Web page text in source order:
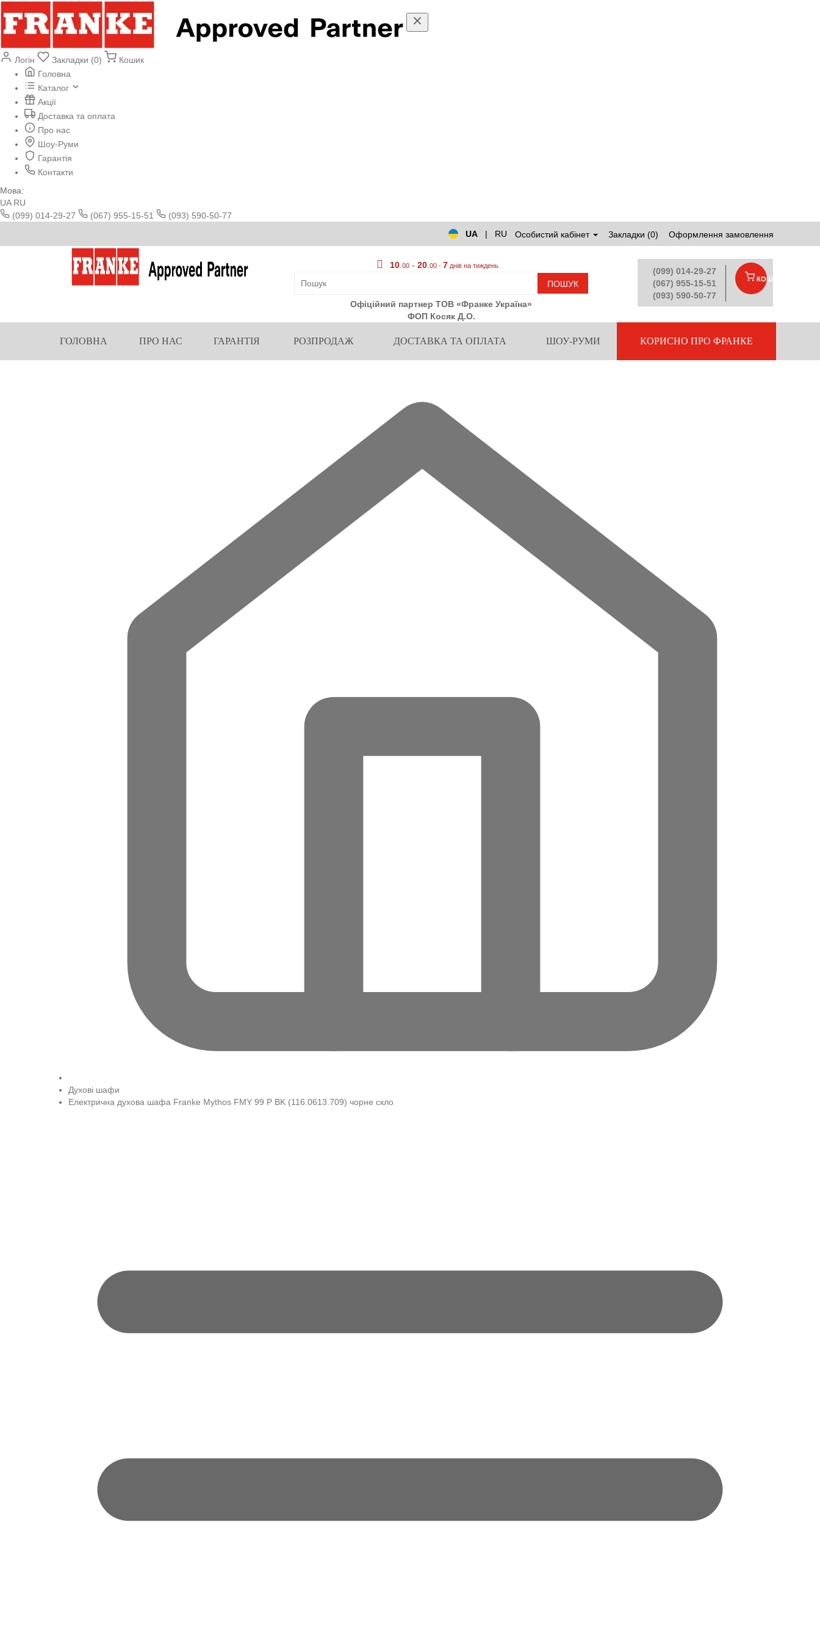
Логін Закладки (0)
Кошик
Головна
Каталог
Акції
Доставка та оплата
Про нас
Шоу-Руми
Гарантія
Контакти
Мова:
UA RU
(099) 014-29-27
(067) 955-15-51
(093) 590-50-77
UA
| RU Особистий кабінет Закладки (0) Оформлення замовлення
10 .00 -20 .00 -7 днів на тиждень
ПОШУК
Офіційний партнер ТОВ «Франке Україна»
ФОП Косяк Д.О.
(099) 014-29-27
(067) 955-15-51
(093) 590-50-77
КОШИК
ГОЛОВНА ПРО НАС ГАРАНТІЯ РОЗПРОДАЖ ДОСТАВКА ТА ОПЛАТА ШОУ-РУМИ КОРИСНО ПРО ФРАНКЕ
Духові шафи
Електрична духова шафа Franke Mythos FMY 99 P BK (116.0613.709) чорне скло